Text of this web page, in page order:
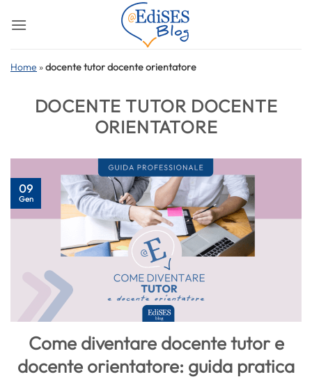
Home »docente tutor docente orientatore
DOCENTE TUTOR DOCENTE
ORIENTATORE
Come diventare docente tutor e
docente orientatore: guida pratica
09
Gen